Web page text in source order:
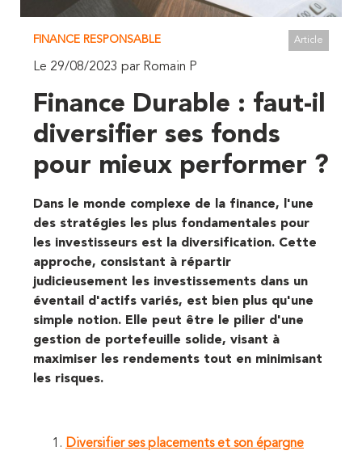
FINANCE RESPONSABLE Article
Le 29/08/2023 par Romain P
Finance Durable : faut-il
diversifier ses fonds
pour mieux performer ?
Dans le monde complexe de la finance, l'une
des stratégies les plus fondamentales pour
les investisseurs est la diversification. Cette
approche, consistant à répartir
judicieusement les investissements dans un
éventail d'actifs variés, est bien plus qu'une
simple notion. Elle peut être le pilier d'une
gestion de portefeuille solide, visant à
maximiser les rendements tout en minimisant
les risques.
Diversifier ses placements et son épargne